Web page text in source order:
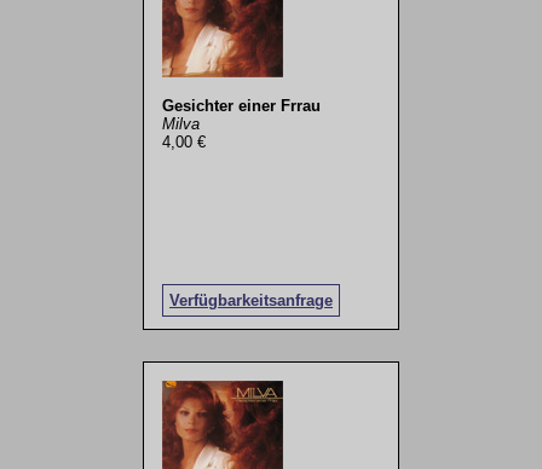
Gesichter einer Frrau
Milva
4,00 €
Verfügbarkeitsanfrage